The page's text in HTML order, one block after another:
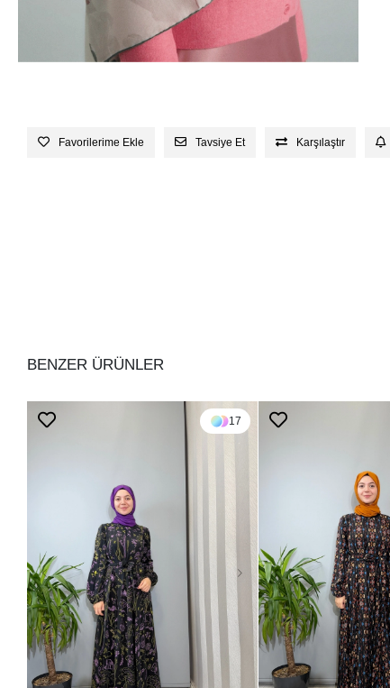
Favorilerime Ekle Tavsiye Et Karşılaştır
BENZER ÜRÜNLER
17